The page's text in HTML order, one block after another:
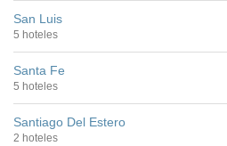
San Luis
5 hoteles
Santa Fe
5 hoteles
Santiago Del Estero
2 hoteles